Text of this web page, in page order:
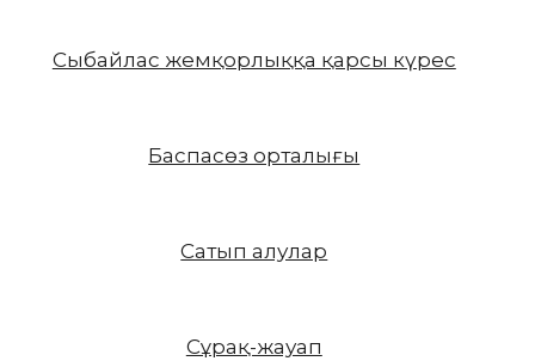
Сыбайлас жемқорлыққа қарсы күрес
Баспасөз орталығы
Сатып алулар
Сұрақ-жауап